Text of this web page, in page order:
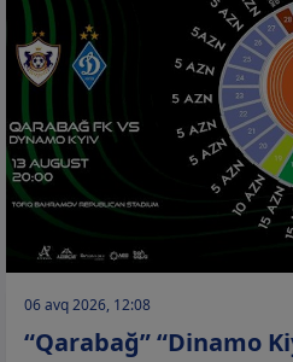
06 avq 2026, 12:08
“Qarabağ” “Dinamo